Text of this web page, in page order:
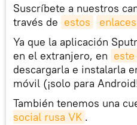
Suscríbete a nuestros
través de estos enlaces
Ya que la aplicación
en el extranjero, en
descargarla e instalarla
móvil (¡solo para
También tenemos una
social rusa VK .